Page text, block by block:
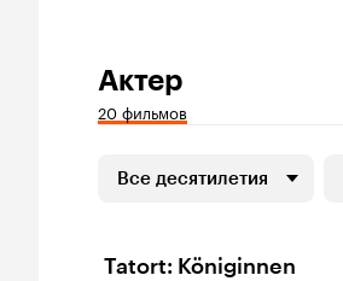
Актер
20 фильмов
Все десятилетия
Tatort: Königinnen